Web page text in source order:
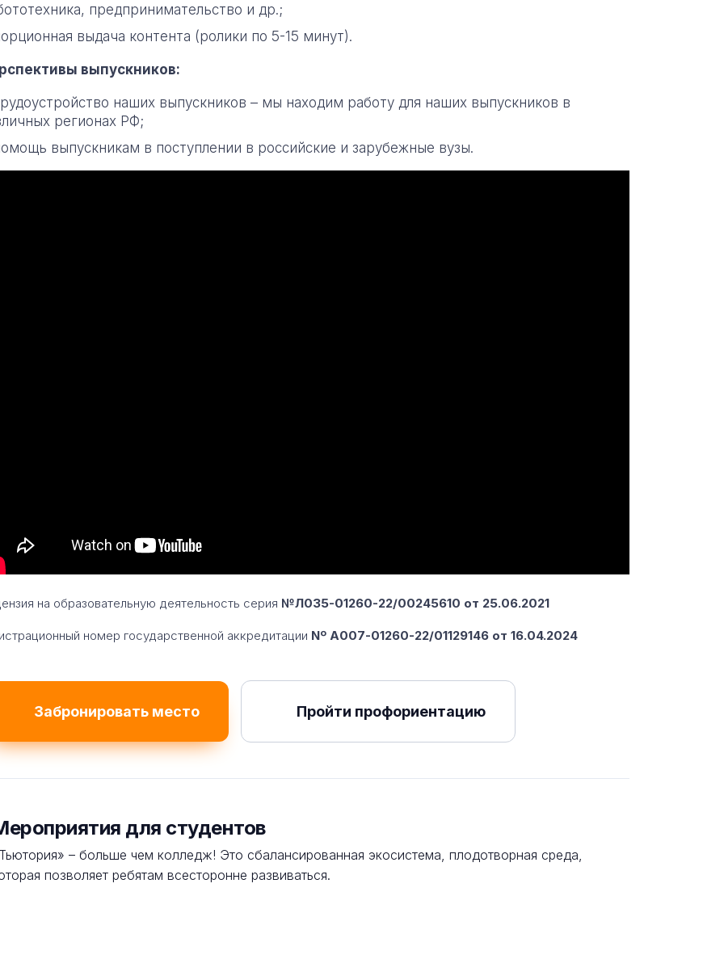
предпринимательство и др.;
выдача контента (ролики по 5-15 минут).
выпускников:
наших выпускников – мы находим работу для наших выпускников в
регионах РФ;
выпускникам в поступлении в российские и зарубежные вузы.
на образовательную деятельность серия №Л035-01260-22/00245610 от 25.06.2021
номер государственной аккредитации Nº A007-01260-22/01129146 от 16.04.2024
Забронировать место Пройти профориентацию
для студентов
– больше чем колледж! Это сбалансированная экосистема, плодотворная среда,
позволяет ребятам всесторонне развиваться.